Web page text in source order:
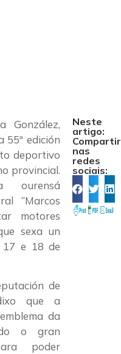
González,
55ª edición
deportivo
provincial.
ourensá
“Marcos
motores
sexa un
17 e 18 de
de
que a
da
o gran
poder
Neste
artigo:
Compartir
nas
redes
sociais: